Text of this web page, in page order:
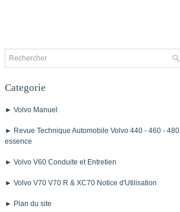
Categorie
► Volvo Manuel
► Revue Technique Automobile Volvo 440 - 460 - 480
essence
► Volvo V60 Conduite et Entretien
► Volvo V70 V70 R & XC70 Notice d'Utilisation
► Plan du site